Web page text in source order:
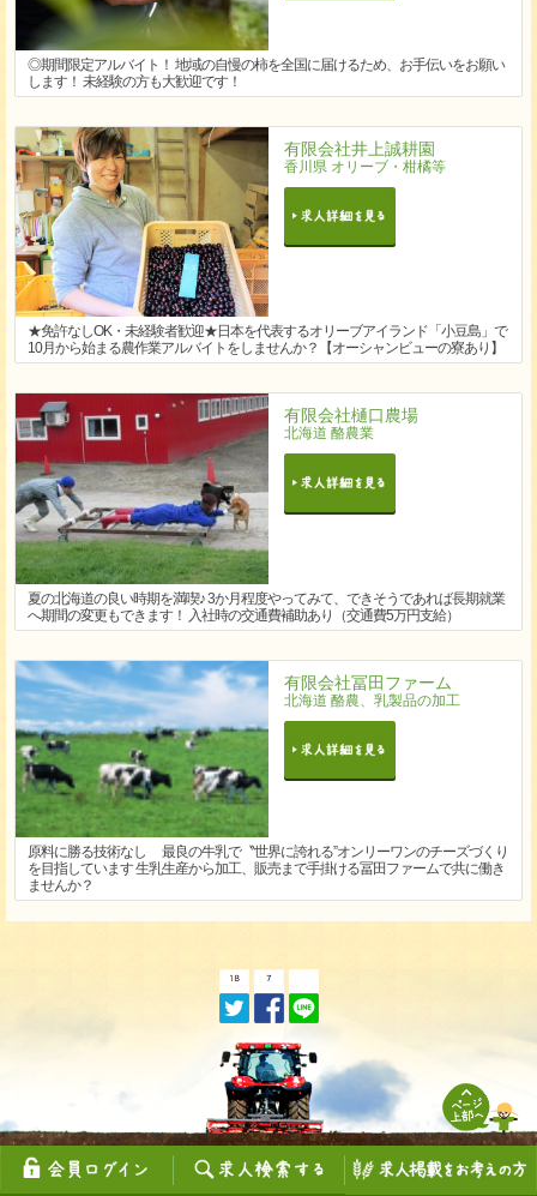
◎期間限定アルバイト！ 地域の自慢の柿を全国に届けるため、お手伝いをお願い
します！ 未経験の方も大歓迎です！
有限会社井上誠耕園
香川県 オリーブ・柑橘等
★免許なしOK・未経験者歓迎★日本を代表するオリーブアイランド「小豆島」で
10月から始まる農作業アルバイトをしませんか？【オーシャンビューの寮あり】
有限会社樋口農場
北海道 酪農業
夏の北海道の良い時期を満喫♪ 3か月程度やってみて、できそうであれば長期就業
へ期間の変更もできます！ 入社時の交通費補助あり（交通費5万円支給）
有限会社冨田ファーム
北海道 酪農、乳製品の加工
原料に勝る技術なし 最良の牛乳で〝世界に誇れる”オンリーワンのチーズづくり
を目指しています 生乳生産から加工、販売まで手掛ける冨田ファームで共に働き
ませんか？